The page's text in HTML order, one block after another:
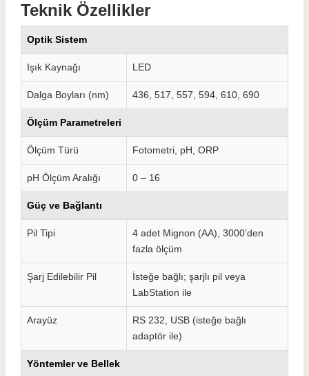
Teknik Özellikler
Optik Sistem
Işık Kaynağı LED
Dalga Boyları (nm) 436, 517, 557, 594, 610, 690
Ölçüm Parametreleri
Ölçüm Türü Fotometri, pH, ORP
pH Ölçüm Aralığı 0 – 16
Güç ve Bağlantı
Pil Tipi
4 adet Mignon (AA), 3000’den
fazla ölçüm
Şarj Edilebilir Pil
İsteğe bağlı; şarjlı pil veya
LabStation ile
Arayüz
RS 232, USB (isteğe bağlı
adaptör ile)
Yöntemler ve Bellek